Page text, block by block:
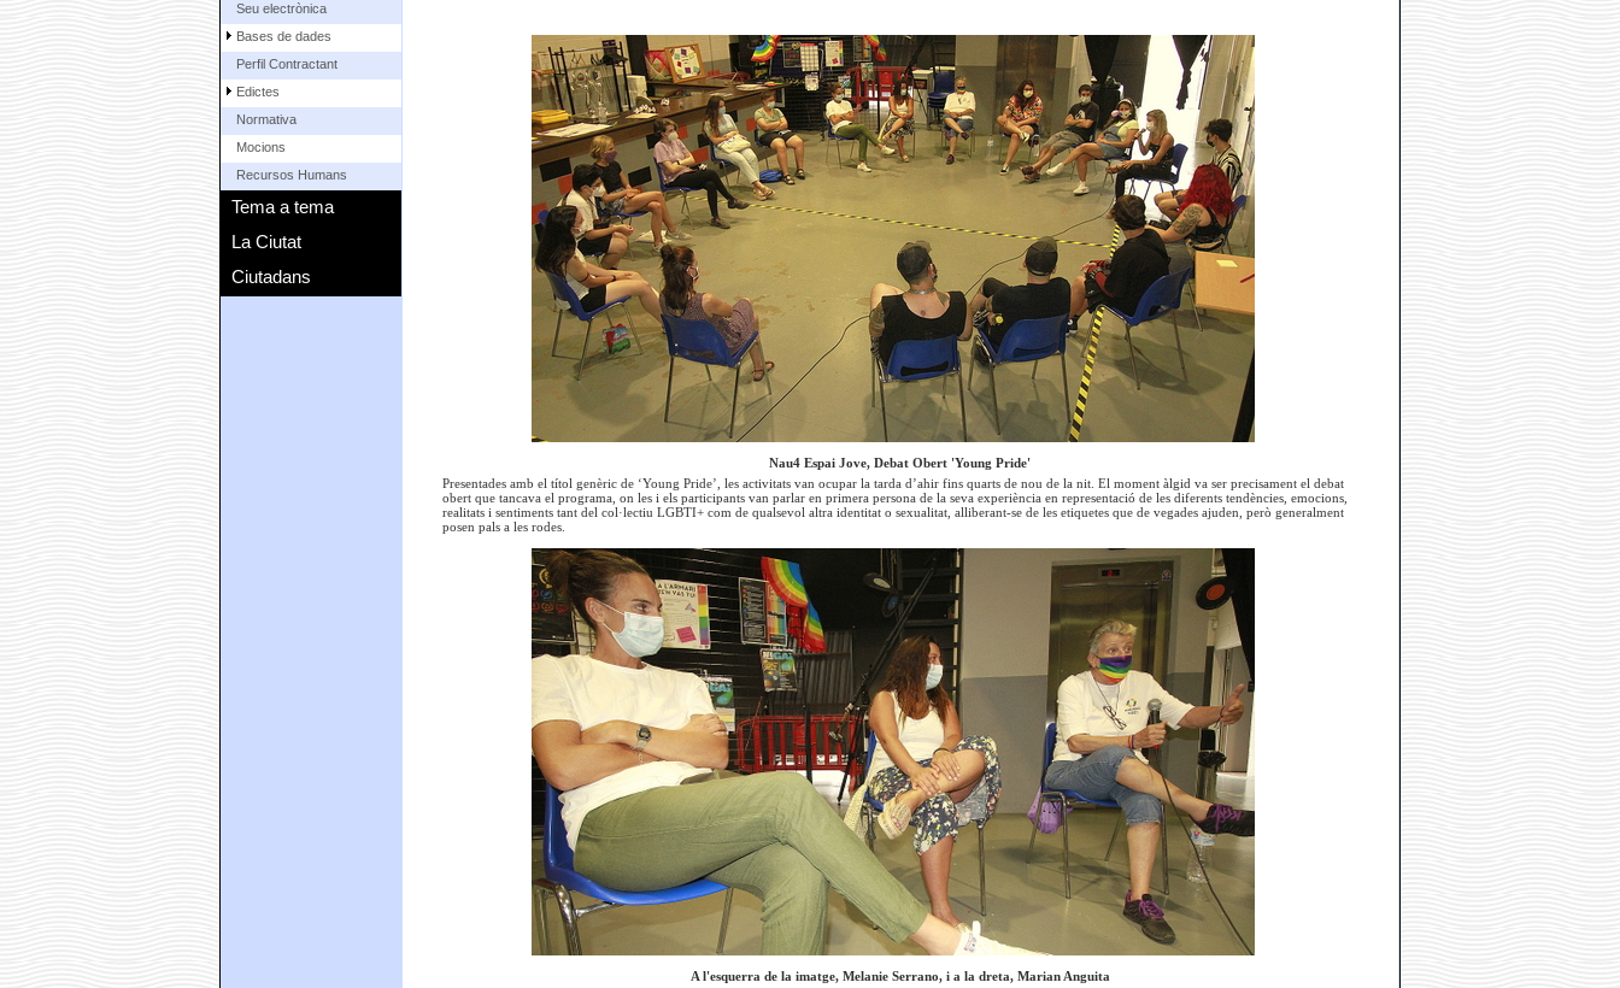
Seu electrònica
Bases de dades
Perfil Contractant
Edictes
Normativa
Mocions
Recursos Humans
Tema a tema
La Ciutat
Ciutadans
Nau4 Espai Jove, Debat Obert 'Young Pride'
Presentades amb el títol genèric de ‘Young Pride’, les activitats van ocupar la tarda d’ahir fins quarts de nou de la nit. El moment àlgid va ser precisament el debat
obert que tancava el programa, on les i els participants van parlar en primera persona de la seva experiència en representació de les diferents tendències, emocions,
realitats i sentiments tant del col·lectiu LGBTI+ com de qualsevol altra identitat o sexualitat, alliberant-se de les etiquetes que de vegades ajuden, però generalment
posen pals a les rodes.
A l'esquerra de la imatge, Melanie Serrano, i a la dreta, Marian Anguita